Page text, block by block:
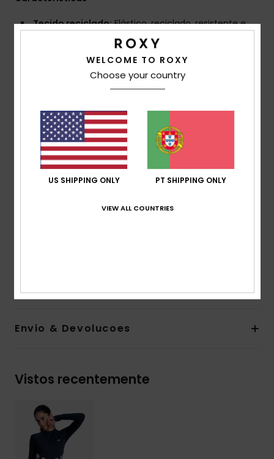
Tecido reciclado:Elástico, reciclado, resistente e
Design cintado
Logótipo ROXY bordado
O aspeto do produto pode diferir consoante a
A parte inferior do corpo apresenta um estampado
total vibrante, repleto de energia, ao passo que a parte
superior do corpo e as mangas permanecem
elegantes e sólidas para manter o visual limpo e
focado
um contraste visual marcante, esculpindo a silhueta e
Envio & Devolucoes
Vistos recentemente
WELCOME TO ROXY
Choose your country
US SHIPPING ONLY PT SHIPPING ONLY
VIEW ALL COUNTRIES